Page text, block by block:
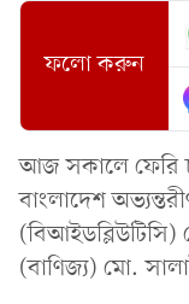
ফলো করুন
আজ সকালে ফেরি
বাংলাদেশ
(বিআইডব্লিউটিসি)
(বাণিজ্য) মো.